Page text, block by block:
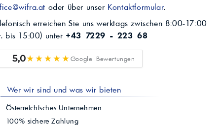
oder über unser Kontaktformular.
erreichen Sie uns werktags zwischen 8:00-17:00
bis 15:00) unter +43 7229 - 223 68
5,0★★★★★Google Bewertungen
Wer wir sind und was wir bieten
Österreichisches Unternehmen
100% sichere Zahlung